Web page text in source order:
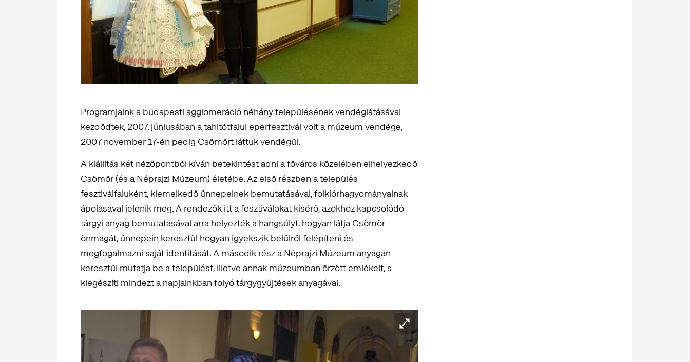
Programjaink a budapesti agglomeráció néhány településének vendéglátásával
kezdődtek, 2007. júniusában a tahitótfalui eperfesztivál volt a múzeum vendége,
2007 november 17-én pedig Csömört láttuk vendégül.
A kiállítás két nézőpontból kíván betekintést adni a főváros közelében elhelyezkedő
Csömör (és a Néprajzi Múzeum) életébe. Az első részben a település
fesztiválfaluként, kiemelkedő ünnepeinek bemutatásával, folklórhagyományainak
ápolásával jelenik meg. A rendezők itt a fesztiválokat kísérő, azokhoz kapcsolódó
tárgyi anyag bemutatásával arra helyezték a hangsúlyt, hogyan látja Csömör
önmagát, ünnepein keresztül hogyan igyekszik belülről felépíteni és
megfogalmazni saját identitását. A második rész a Néprajzi Múzeum anyagán
keresztül mutatja be a települést, illetve annak múzeumban őrzött emlékeit, s
kiegészíti mindezt a napjainkban folyó tárgygyűjtések anyagával.